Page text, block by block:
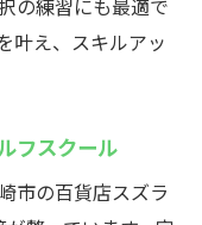
の練習にも最適で
叶え、スキルアッ
フスクール
市の百貨店スズラ